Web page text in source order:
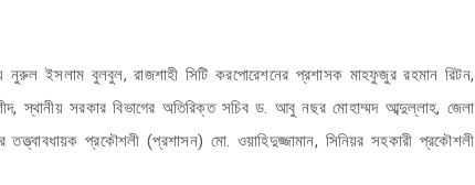
নুরুল ইসলাম বুলবুল, রাজশাহী সিটি করপোরেশনের প্রশাসক মাহফুজুর রহমান রিটন,
স্থানীয় সরকার বিভাগের অতিরিক্ত সচিব ড. আবু নছর মোহাম্মদ আব্দুল্লাহ, জেলা
প্রকৌশলী (প্রশাসন) মো. ওয়াহিদুজ্জামান, সিনিয়র সহকারী প্রকৌশলী